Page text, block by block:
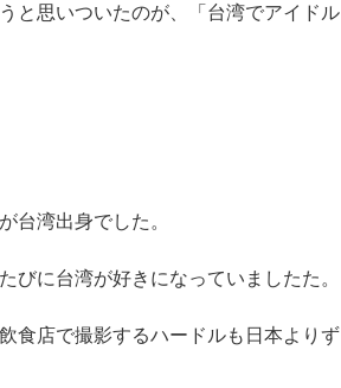
と思いついたのが、「台湾でアイドル
台湾出身でした。
びに台湾が好きになっていましたた。
食店で撮影するハードルも日本よりず